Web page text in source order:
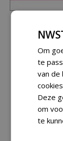
Om
te
van de
Deze
om
te